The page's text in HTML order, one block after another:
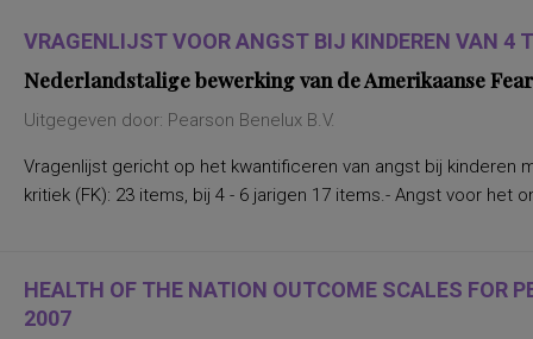
betrokkenheid bij school
spannings- en vermijdingsaspecten van
interpersoonlijk gedrag
spanningsbehoefte
spelling van Nederlandse niet-
werkwoorden
ADHD, ODD en CD
taal- en communicatieproblemen
Engels woordenschat, Rekenen/Wiskunde
en Taalverzorging
Nederlands leesvaardigheid, Nederlands
VRAGENLIJST VOOR ANGST BIJ KINDEREN VAN 4
Nederlandstalige bewerking van de Amerikaanse
Uitgegeven door: Pearson Benelux B.V.
Vragenlijst gericht op het kwantificeren van angst bij kinderen
kritiek (FK): 23 items, bij 4 - 6 jarigen 17 items.- Angst voor het
HEALTH OF THE NATION OUTCOME SCALES FOR
2007